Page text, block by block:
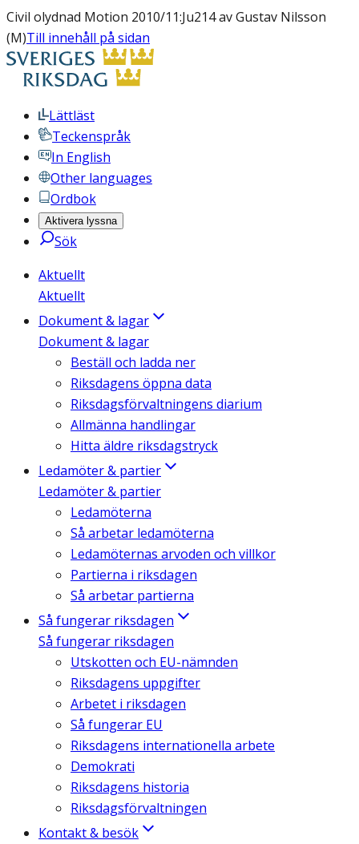
Civil olydnad Motion 2010/11:Ju214 av Gustav Nilsson
(M)Till innehåll på sidan
Lättläst
Teckenspråk
In English
Other languages
Ordbok
Aktivera lyssna
Sök
Aktuellt
Aktuellt
Dokument & lagar
Dokument & lagar
Beställ och ladda ner
Riksdagens öppna data
Riksdagsförvaltningens diarium
Allmänna handlingar
Hitta äldre riksdagstryck
Ledamöter & partier
Ledamöter & partier
Ledamöterna
Så arbetar ledamöterna
Ledamöternas arvoden och villkor
Partierna i riksdagen
Så arbetar partierna
Så fungerar riksdagen
Så fungerar riksdagen
Utskotten och EU-nämnden
Riksdagens uppgifter
Arbetet i riksdagen
Så fungerar EU
Riksdagens internationella arbete
Demokrati
Riksdagens historia
Riksdagsförvaltningen
Kontakt & besök